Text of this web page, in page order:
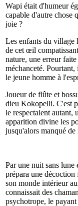
Wapi était d'humeur
capable d'autre chose
joie ?
Les enfants du village
de cet œil
nature, une erreur
méchanceté.
le jeune homme à
Joueur de flûte et
dieu Kokopelli. C'est
le respectaient autant,
apparition divine les
jusqu'alors manqué
Par une nuit sans lune
prépara une
son monde intérieur
connaissait des
psychotrope, le